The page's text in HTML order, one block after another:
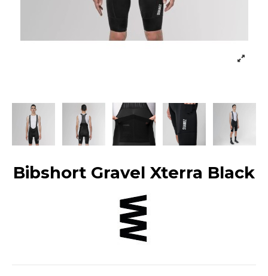
Bibshort Gravel Xterra Black